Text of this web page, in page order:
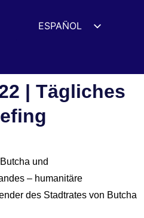
ESPAÑOL
FRANÇAIS
УКРАЇНСЬКА
简体中文
العربية
ITALIANO
| Tägliches
und
– humanitäre
des Stadtrates von Butcha